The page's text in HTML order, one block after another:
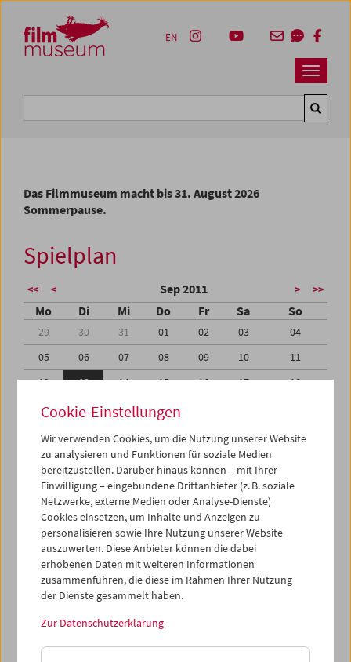
Zum Inhalt
Zum Hauptmenü
Zur Servicenavigation
Zum Suche
Navbar
EN
Das Filmmuseum macht bis 31. August 2026
Sommerpause.
Spielplan
<< < Sep 2011 > >>
Mo Di Mi Do Fr Sa So
29 30 31 01 02 03
04
05
06 07 08 09 10
11
12
13 14 15 16 17
18
19
20 21 22
26
28 30
02
03
04 05 06 07 08
iCalender
Programmheft-PDF
English language or subtitles
< Vorherige Woche
Mo 12.9.
Cookie-Einstellungen
Wir verwenden Cookies, um die Nutzung unserer Website
zu analysieren und Funktionen für soziale Medien
bereitzustellen. Darüber hinaus können – mit Ihrer
Einwilligung – eingebundene Drittanbieter (z. B. soziale
Netzwerke, externe Medien oder Analyse-Dienste)
Cookies einsetzen, um Inhalte und Anzeigen zu
personalisieren sowie Ihre Nutzung unserer Website
auszuwerten. Diese Anbieter können die dabei
erhobenen Daten mit weiteren Informationen
zusammenführen, die diese im Rahmen Ihrer Nutzung
der Dienste gesammelt haben.
Zur Datenschutzerklärung